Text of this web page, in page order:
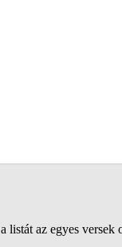
listát az egyes versek